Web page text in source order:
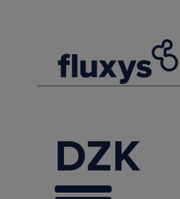
DZK